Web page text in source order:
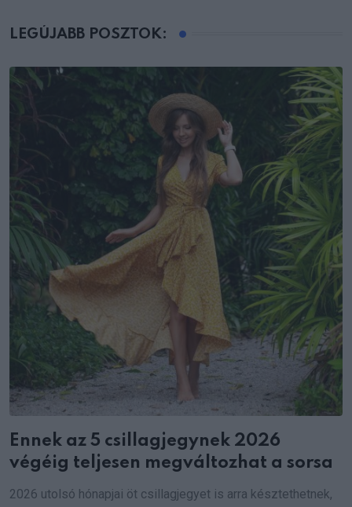
LEGÚJABB POSZTOK:
Ennek az 5 csillagjegynek 2026
végéig teljesen megváltozhat a sorsa
2026 utolsó hónapjai öt csillagjegyet is arra késztethetnek,